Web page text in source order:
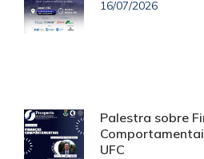
16/07/2026
Palestra sobre
UFC